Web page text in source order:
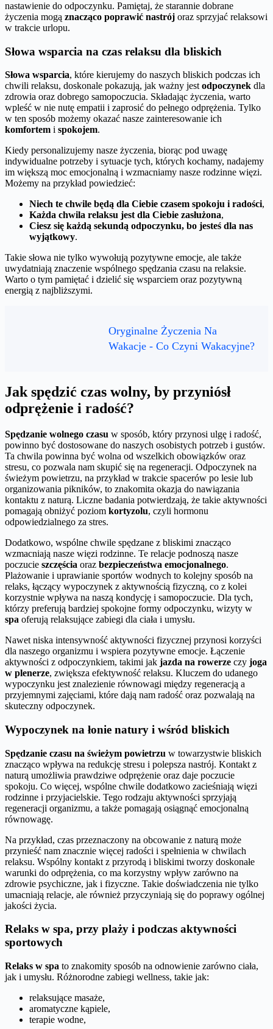
nastawienie do odpoczynku. Pamiętaj, że starannie dobrane
życzenia mogą znacząco poprawić nastrój oraz sprzyjać relaksowi
w trakcie urlopu.
Słowa wsparcia na czas relaksu dla bliskich
Słowa wsparcia, które kierujemy do naszych bliskich podczas ich
chwili relaksu, doskonale pokazują, jak ważny jest odpoczynek dla
zdrowia oraz dobrego samopoczucia. Składając życzenia, warto
wpleść w nie nutę empatii i zaprosić do pełnego odprężenia. Tylko
w ten sposób możemy okazać nasze zainteresowanie ich
komfortem i spokojem.
Kiedy personalizujemy nasze życzenia, biorąc pod uwagę
indywidualne potrzeby i sytuacje tych, których kochamy, nadajemy
im większą moc emocjonalną i wzmacniamy nasze rodzinne więzi.
Możemy na przykład powiedzieć:
Niech te chwile będą dla Ciebie czasem spokoju i radości,
Każda chwila relaksu jest dla Ciebie zasłużona,
Ciesz się każdą sekundą odpoczynku, bo jesteś dla nas
wyjątkowy.
Takie słowa nie tylko wywołują pozytywne emocje, ale także
uwydatniają znaczenie wspólnego spędzania czasu na relaksie.
Warto o tym pamiętać i dzielić się wsparciem oraz pozytywną
energią z najbliższymi.
Oryginalne Życzenia Na
Wakacje - Co Czyni Wakacyjne?
Jak spędzić czas wolny, by przyniósł
odprężenie i radość?
Spędzanie wolnego czasu w sposób, który przynosi ulgę i radość,
powinno być dostosowane do naszych osobistych potrzeb i gustów.
Ta chwila powinna być wolna od wszelkich obowiązków oraz
stresu, co pozwala nam skupić się na regeneracji. Odpoczynek na
świeżym powietrzu, na przykład w trakcie spacerów po lesie lub
organizowania pikników, to znakomita okazja do nawiązania
kontaktu z naturą. Liczne badania potwierdzają, że takie aktywności
pomagają obniżyć poziom kortyzolu, czyli hormonu
odpowiedzialnego za stres.
Dodatkowo, wspólne chwile spędzane z bliskimi znacząco
wzmacniają nasze więzi rodzinne. Te relacje podnoszą nasze
poczucie szczęścia oraz bezpieczeństwa emocjonalnego.
Plażowanie i uprawianie sportów wodnych to kolejny sposób na
relaks, łączący wypoczynek z aktywnością fizyczną, co z kolei
korzystnie wpływa na naszą kondycję i samopoczucie. Dla tych,
którzy preferują bardziej spokojne formy odpoczynku, wizyty w
spa oferują relaksujące zabiegi dla ciała i umysłu.
Nawet niska intensywność aktywności fizycznej przynosi korzyści
dla naszego organizmu i wspiera pozytywne emocje. Łączenie
aktywności z odpoczynkiem, takimi jak jazda na rowerze czy joga
w plenerze, zwiększa efektywność relaksu. Kluczem do udanego
wypoczynku jest znalezienie równowagi między regeneracją a
przyjemnymi zajęciami, które dają nam radość oraz pozwalają na
skuteczny odpoczynek.
Wypoczynek na łonie natury i wśród bliskich
Spędzanie czasu na świeżym powietrzu w towarzystwie bliskich
znacząco wpływa na redukcję stresu i polepsza nastrój. Kontakt z
naturą umożliwia prawdziwe odprężenie oraz daje poczucie
spokoju. Co więcej, wspólne chwile dodatkowo zacieśniają więzi
rodzinne i przyjacielskie. Tego rodzaju aktywności sprzyjają
regeneracji organizmu, a także pomagają osiągnąć emocjonalną
równowagę.
Na przykład, czas przeznaczony na obcowanie z naturą może
przynieść nam znacznie więcej radości i spełnienia w chwilach
relaksu. Wspólny kontakt z przyrodą i bliskimi tworzy doskonałe
warunki do odprężenia, co ma korzystny wpływ zarówno na
zdrowie psychiczne, jak i fizyczne. Takie doświadczenia nie tylko
umacniają relacje, ale również przyczyniają się do poprawy ogólnej
jakości życia.
Relaks w spa, przy plaży i podczas aktywności
sportowych
Relaks w spa to znakomity sposób na odnowienie zarówno ciała,
jak i umysłu. Różnorodne zabiegi wellness, takie jak:
relaksujące masaże,
aromatyczne kąpiele,
terapie wodne,